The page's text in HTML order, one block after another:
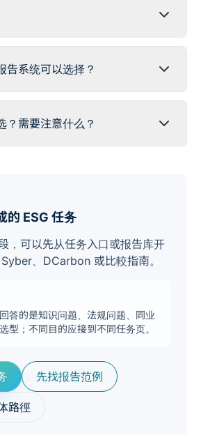
告系统可以选择？
？需要注意什么？
的 ESG 任务
，可以先从任务入口或报告库开
、DCarbon 或比較指南。
答的是知识问题、法规问题、同业
型；不同目的应接到不同任务页。
先找报告范例
路徑